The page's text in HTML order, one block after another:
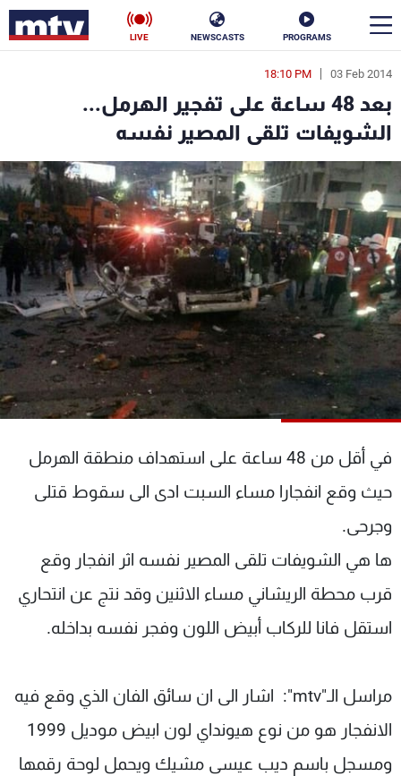
PROGRAMS
NEWSCASTS
LIVE
03 Feb 2014
18:10 PM
بعد 48 ساعة على تفجير الهرمل...
الشويفات تلقى المصير نفسه
في أقل من 48 ساعة على استهداف منطقة الهرمل
حيث وقع انفجارا مساء السبت ادى الى سقوط قتلى
وجرحى.
ها هي الشويفات تلقى المصير نفسه اثر انفجار وقع
قرب محطة الريشاني مساء الاثنين وقد نتج عن انتحاري
استقل فانا للركاب أبيض اللون وفجر نفسه بداخله.
مراسل الـ"mtv": اشار الى ان سائق الفان الذي وقع فيه
الانفجار هو من نوع هيونداي لون ابيض موديل 1999
ومسجل باسم ديب عيسى مشيك ويحمل لوحة رقمها
en
الأخبار
سياسة ناس
إقتصاد فن
منوعات رياضة
كأس العالم
البرامج
جدول البرامج
شاهد البرامج
الترددات
عن MTV
الإنـتـاج
لاعلاناتكم
وظائف
سياسة الخصوصية